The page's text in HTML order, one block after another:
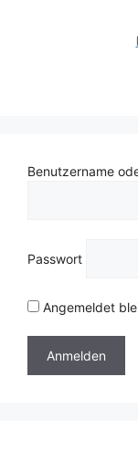
Benutzername
Passwort
Angemeldet